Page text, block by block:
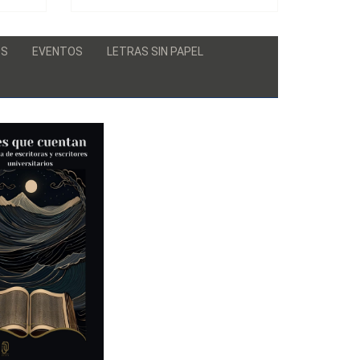
EVENTOS LETRAS SIN PAPEL